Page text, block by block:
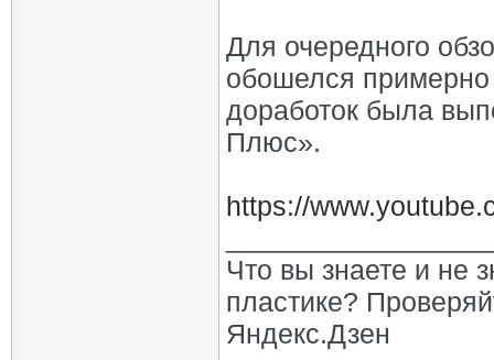
Для очередного
обошелся
доработок была
Плюс».
https://
Что вы знаете и не
пластике?
Яндекс.Дзен